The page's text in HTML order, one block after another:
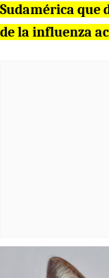
Sudamérica que
de la influenza